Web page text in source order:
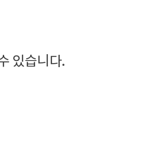
있습니다.